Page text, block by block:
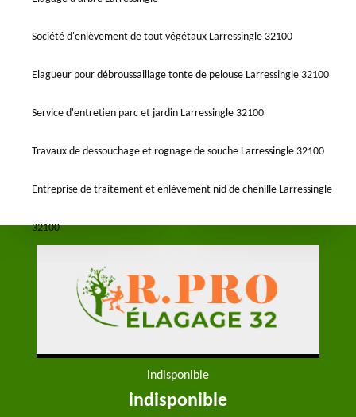
Société d'enlèvement de tout végétaux Larressingle 32100
Elagueur pour débroussaillage tonte de pelouse Larressingle 32100
Service d'entretien parc et jardin Larressingle 32100
Travaux de dessouchage et rognage de souche Larressingle 32100
Entreprise de traitement et enlèvement nid de chenille Larressingle
32100
indisponible
indisponible